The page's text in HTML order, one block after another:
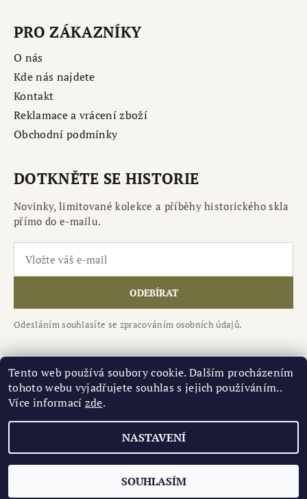
PRO ZÁKAZNÍKY
O nás
Kde nás najdete
Kontakt
Reklamace a vrácení zboží
Obchodní podmínky
DOTKNĚTE SE HISTORIE
Novinky, limitované kolekce a příběhy historického skla
přímo do e-mailu.
ODEBÍRAT
Odesláním souhlasíte se zpracováním osobních údajů.
Národní kulturní památka Levý Hradec
Středočeské muzeu Roztoky
2026 ©Historické sklo.cz, všechna práva vyhrazenaUpravit nastavení cookies
Vytvořil Shoptet
Tento web používá soubory cookie. Dalším procházením
tohoto webu vyjadřujete souhlas s jejich používáním..
Více informací zde.
NASTAVENÍ
SOUHLASÍM